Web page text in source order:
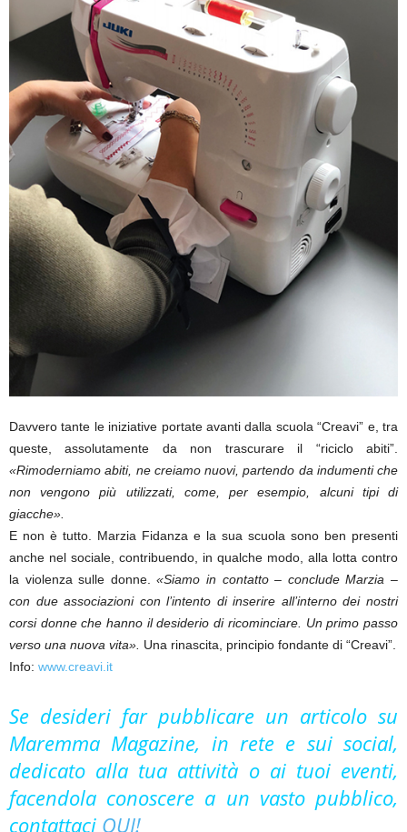
Davvero tante le iniziative portate avanti dalla scuola “Creavi” e, tra
queste, assolutamente da non trascurare il “riciclo abiti”.
«Rimoderniamo abiti, ne creiamo nuovi, partendo da indumenti che
non vengono più utilizzati, come, per esempio, alcuni tipi di
giacche».
E non è tutto. Marzia Fidanza e la sua scuola sono ben presenti
anche nel sociale, contribuendo, in qualche modo, alla lotta contro
la violenza sulle donne.«Siamo in contatto – conclude Marzia –
con due associazioni con l’intento di inserire all’interno dei nostri
corsi donne che hanno il desiderio di ricominciare. Un primo passo
verso una nuova vita». Una rinascita, principio fondante di “Creavi”.
Info: www.creavi.it
Se desideri far pubblicare un articolo su
Maremma Magazine, in rete e sui social,
dedicato alla tua attività o ai tuoi eventi,
facendola conoscere a un vasto pubblico,
contattaci QUI!